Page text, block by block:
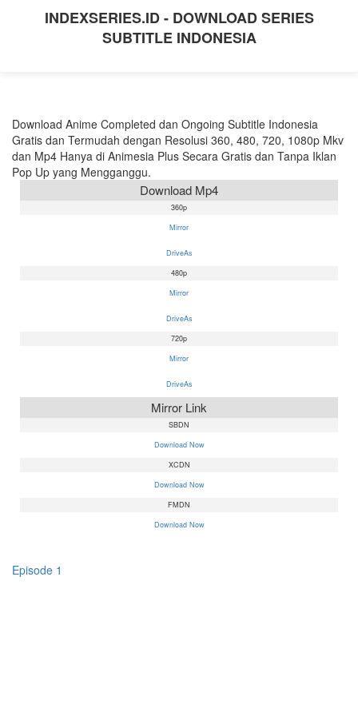
INDEXSERIES.ID - DOWNLOAD SERIES
SUBTITLE INDONESIA
Download Anime Completed dan Ongoing Subtitle Indonesia
Gratis dan Termudah dengan Resolusi 360, 480, 720, 1080p Mkv
dan Mp4 Hanya di Animesia Plus Secara Gratis dan Tanpa Iklan
Pop Up yang Mengganggu.
Download Mp4
360p
Mirror
DriveAs
480p
Mirror
DriveAs
720p
Mirror
DriveAs
Mirror Link
SBDN
Download Now
XCDN
Download Now
FMDN
Download Now
Episode 1